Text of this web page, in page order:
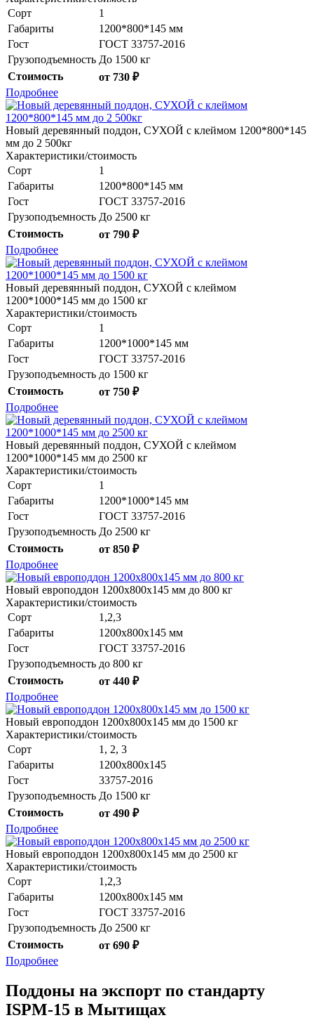
Сорт
1
Габариты
1200*800*145 мм
Гост
ГОСТ 33757-2016
Грузоподъемность До 1500 кг
Стоимость
от 730 ₽
Подробнее
Новый деревянный поддон, СУХОЙ с клеймом 1200*800*145
мм до 2 500кг
Характеристики/стоимость
Сорт
1
Габариты
1200*800*145 мм
Гост
ГОСТ 33757-2016
Грузоподъемность До 2500 кг
Стоимость
от 790 ₽
Подробнее
Новый деревянный поддон, СУХОЙ с клеймом
1200*1000*145 мм до 1500 кг
Характеристики/стоимость
Сорт
1
Габариты
1200*1000*145 мм
Гост
ГОСТ 33757-2016
Грузоподъемность до 1500 кг
Стоимость
от 750 ₽
Подробнее
Новый деревянный поддон, СУХОЙ с клеймом
1200*1000*145 мм до 2500 кг
Характеристики/стоимость
Сорт
1
Габариты
1200*1000*145 мм
Гост
ГОСТ 33757-2016
Грузоподъемность До 2500 кг
Стоимость
от 850 ₽
Подробнее
Новый европоддон 1200x800x145 мм до 800 кг
Характеристики/стоимость
Сорт
1,2,3
Габариты
1200x800x145 мм
Гост
ГОСТ 33757-2016
Грузоподъемность до 800 кг
Стоимость
от 440 ₽
Подробнее
Новый европоддон 1200x800x145 мм до 1500 кг
Характеристики/стоимость
Сорт
1, 2, 3
Габариты
1200x800x145
Гост
33757-2016
Грузоподъемность До 1500 кг
Стоимость
от 490 ₽
Подробнее
Новый европоддон 1200x800x145 мм до 2500 кг
Характеристики/стоимость
Сорт
1,2,3
Габариты
1200x800x145 мм
Гост
ГОСТ 33757-2016
Грузоподъемность До 2500 кг
Стоимость
от 690 ₽
Подробнее
Поддоны на экспорт по стандарту
ISPM-15 в Мытищах